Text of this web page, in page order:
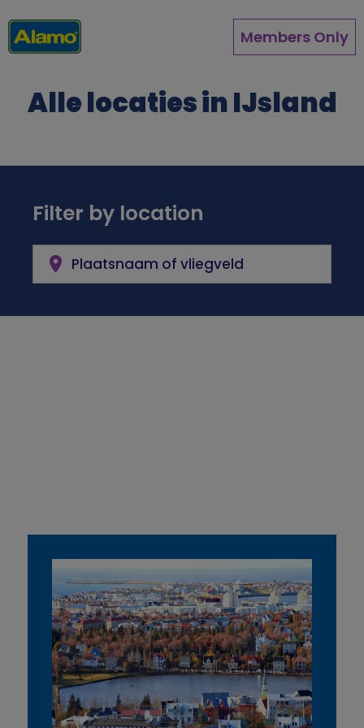
en
naar
Members Only
Alle locaties in IJsland
Filter by location